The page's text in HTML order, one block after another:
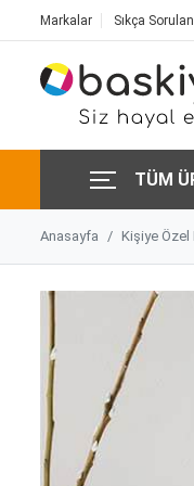
Markalar Sıkça
TÜM
Anasayfa Kişiye Özel